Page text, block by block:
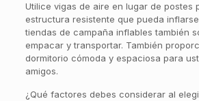
Utilice vigas de aire en lugar de postes
estructura resistente que pueda
tiendas de campaña inflables también
empacar y transportar. También
dormitorio cómoda y espaciosa para
amigos.
¿Qué factores debes considerar al